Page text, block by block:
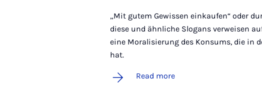
„Mit gutem Gewissen einkaufen“ oder
diese und ähnliche Slogans verweisen
eine Moralisierung des Konsums, die in
hat.
Read more